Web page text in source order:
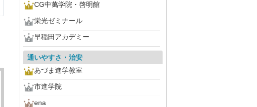
CG中萬学院・啓明館
栄光ゼミナール
早稲田アカデミー
通いやすさ・治安
あづま進学教室
市進学院
ena